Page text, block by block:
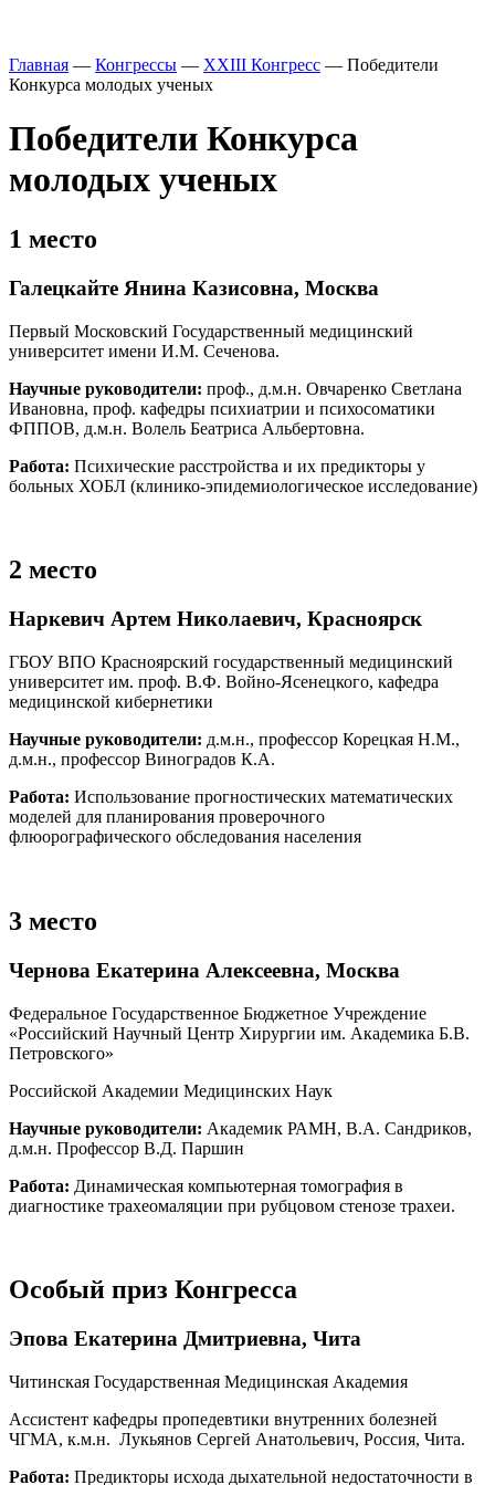
Главная — Конгрессы — XXIII Конгресс — Победители
Конкурса молодых ученых
Победители Конкурса
молодых ученых
1 место
Галецкайте Янина Казисовна, Москва
Первый Московский Государственный медицинский
университет имени И.М. Сеченова.
Научные руководители: проф., д.м.н. Овчаренко Светлана
Ивановна, проф. кафедры психиатрии и психосоматики
ФППОВ, д.м.н. Волель Беатриса Альбертовна.
Работа: Психические расстройства и их предикторы у
больных ХОБЛ (клинико-эпидемиологическое исследование)
2 место
Наркевич Артем Николаевич, Красноярск
ГБОУ ВПО Красноярский государственный медицинский
университет им. проф. В.Ф. Войно-Ясенецкого, кафедра
медицинской кибернетики
Научные руководители: д.м.н., профессор Корецкая Н.М.,
д.м.н., профессор Виноградов К.А.
Работа: Использование прогностических математических
моделей для планирования проверочного
флюорографического обследования населения
3 место
Чернова Екатерина Алексеевна, Москва
Федеральное Государственное Бюджетное Учреждение
«Российский Научный Центр Хирургии им. Академика Б.В.
Петровского»
Российской Академии Медицинских Наук
Научные руководители: Академик РАМН, В.А. Сандриков,
д.м.н. Профессор В.Д. Паршин
Работа: Динамическая компьютерная томография в
диагностике трахеомаляции при рубцовом стенозе трахеи.
Особый приз Конгресса
Эпова Екатерина Дмитриевна, Чита
Читинская Государственная Медицинская Академия
Ассистент кафедры пропедевтики внутренних болезней
ЧГМА, к.м.н. Лукьянов Сергей Анатольевич, Россия, Чита.
Работа: Предикторы исхода дыхательной недостаточности в